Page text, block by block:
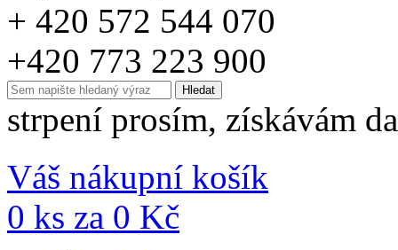
+ 420 572 544 070
+420 773 223 900
strpení prosím, získávám
Váš nákupní košík
0 ks za 0 Kč